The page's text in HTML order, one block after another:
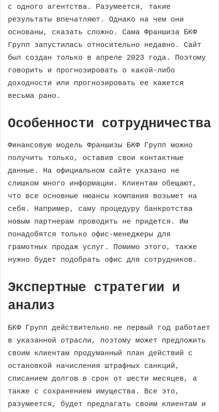
с одного агентства. Разумеется, такие
результаты впечатляют. Однако на чем они
основаны, сказать сложно. Сама Франшиза БКФ
Групп запустилась относительно недавно. Сайт
был создан только в апреле 2023 года. Поэтому
говорить и прогнозировать о какой-либо
доходности или прогнозировать ее кажется
весьма рано.
Особенности сотрудничества
Финансовую модель Франшизы БКФ Групп можно
получить только, оставив свои контактные
данные. На официальном сайте указано не
слишком много информации. Клиентам обещают,
что все основные нюансы компания возьмет на
себя. Например, саму процедуру банкротства
новым партнерам проводить не придется. Им
понадобятся только офис-менеджеры для
грамотных продаж услуг. Помимо этого, также
нужно будет подобрать офис для сотрудников.
Экспертные стратегии и
анализ
БКФ Групп действительно не первый год работает
в указанной отрасли, поэтому может предложить
своим клиентам продуманный план действий с
остановкой начисления штрафных санкций,
списанием долгов в срок от шести месяцев, а
также с сохранением имущества. Все это,
разумеется, будет предлагать своим клиентам и